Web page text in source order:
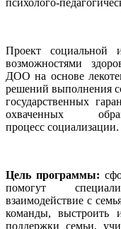
психолого-
Проект социальной
возможностями
ДОО на основе
решений выполнения
государственных
охваченных
процесс социализации.
Цель программы:
помогут
взаимодействие с
команды, выстроить
поддержки семьи,